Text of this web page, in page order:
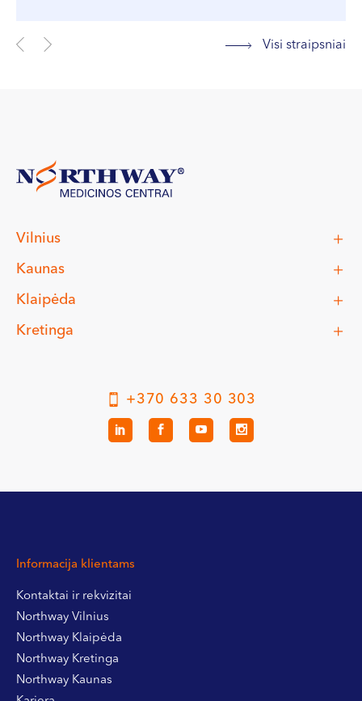
Visi straipsniai
Vilnius
Kaunas
Klaipėda
Kretinga
+370 633 30 303
Informacija klientams
Kontaktai ir rekvizitai
Northway Vilnius
Northway Klaipėda
Northway Kretinga
Northway Kaunas